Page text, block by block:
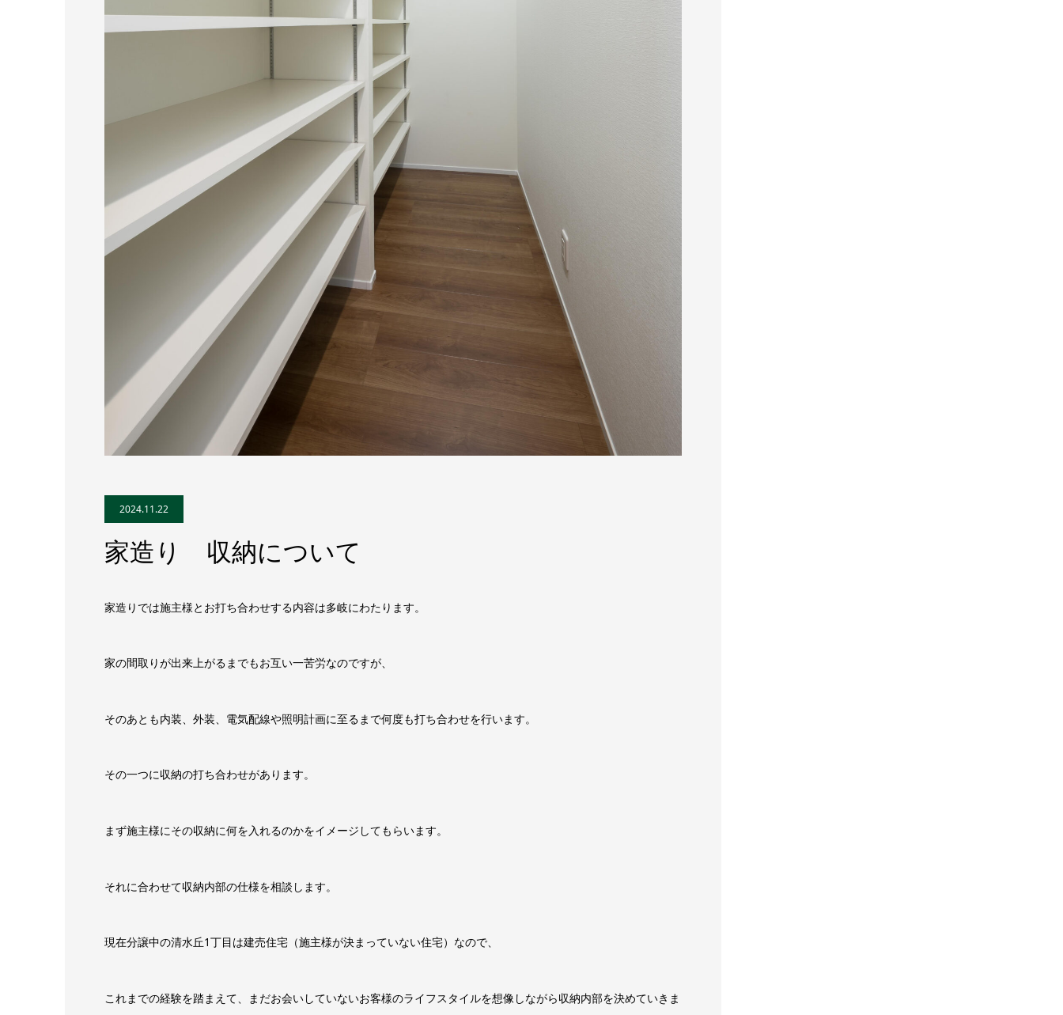
2024.11.22
家造り 収納について
家造りでは施主様とお打ち合わせする内容は多岐にわたります。
家の間取りが出来上がるまでもお互い一苦労なのですが、
そのあとも内装、外装、電気配線や照明計画に至るまで何度も打ち合わせを行います。
その一つに収納の打ち合わせがあります。
まず施主様にその収納に何を入れるのかをイメージしてもらいます。
それに合わせて収納内部の仕様を相談します。
現在分譲中の清水丘1丁目は建売住宅（施主様が決まっていない住宅）なので、
これまでの経験を踏まえて、まだお会いしていないお客様のライフスタイルを想像しながら収納内部を決めていきま